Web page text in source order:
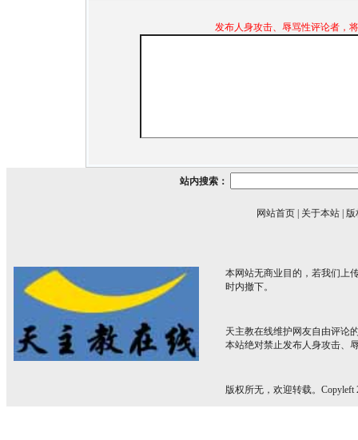
发布人身攻击、辱骂性评论者，
站内搜索：
网站首页 关于本站 版
本网站无商业目的，若我们上
时内撤下。
天主教在线维护网友自由评论
本站绝对禁止发布人身攻击、
版权所无，欢迎转载。